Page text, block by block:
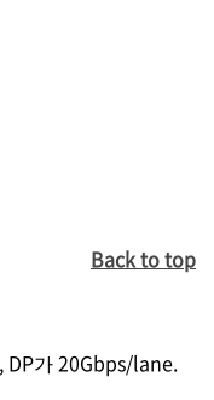
Back to top
DP가 20Gbps/lane.